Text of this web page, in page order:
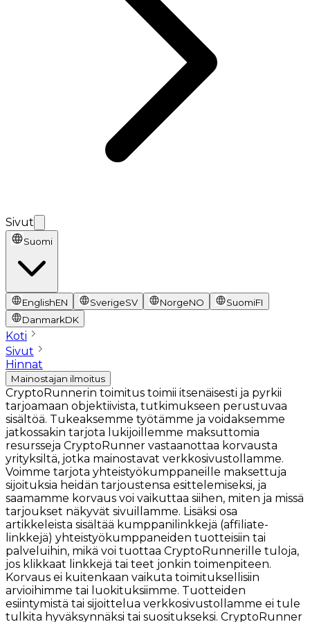
Sivut
Suomi
EnglishEN SverigeSV NorgeNO SuomiFI
DanmarkDK
Koti
Sivut
Hinnat
Mainostajan ilmoitus
CryptoRunnerin toimitus toimii itsenäisesti ja pyrkii
tarjoamaan objektiivista, tutkimukseen perustuvaa
sisältöä. Tukeaksemme työtämme ja voidaksemme
jatkossakin tarjota lukijoillemme maksuttomia
resursseja CryptoRunner vastaanottaa korvausta
yrityksiltä, jotka mainostavat verkkosivustollamme.
Voimme tarjota yhteistyökumppaneille maksettuja
sijoituksia heidän tarjoustensa esittelemiseksi, ja
saamamme korvaus voi vaikuttaa siihen, miten ja missä
tarjoukset näkyvät sivuillamme. Lisäksi osa
artikkeleista sisältää kumppanilinkkejä (affiliate-
linkkejä) yhteistyökumppaneiden tuotteisiin tai
palveluihin, mikä voi tuottaa CryptoRunnerille tuloja,
jos klikkaat linkkejä tai teet jonkin toimenpiteen.
Korvaus ei kuitenkaan vaikuta toimituksellisiin
arvioihimme tai luokituksiimme. Tuotteiden
esiintymistä tai sijoittelua verkkosivustollamme ei tule
tulkita hyväksynnäksi tai suositukseksi. CryptoRunner